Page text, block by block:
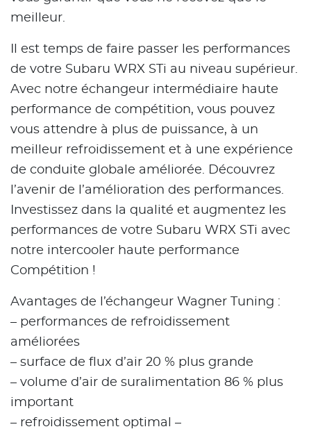
meilleur.
Il est temps de faire passer les performances
de votre Subaru WRX STi au niveau supérieur.
Avec notre échangeur intermédiaire haute
performance de compétition, vous pouvez
vous attendre à plus de puissance, à un
meilleur refroidissement et à une expérience
de conduite globale améliorée. Découvrez
l’avenir de l’amélioration des performances.
Investissez dans la qualité et augmentez les
performances de votre Subaru WRX STi avec
notre intercooler haute performance
Compétition !
Avantages de l’échangeur Wagner Tuning :
– performances de refroidissement
améliorées
– surface de flux d’air 20 % plus grande
– volume d’air de suralimentation 86 % plus
important
– refroidissement optimal –